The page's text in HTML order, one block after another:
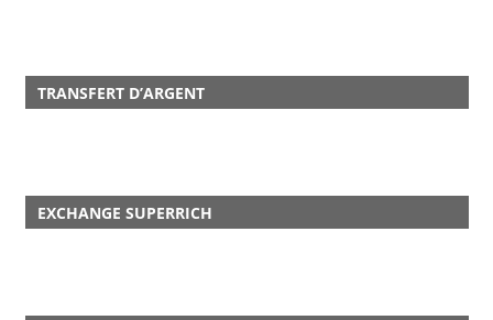
TRANSFERT D’ARGENT
EXCHANGE SUPERRICH